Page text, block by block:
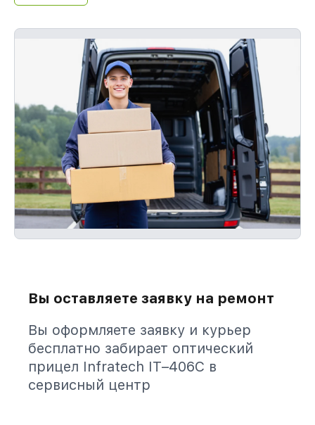
Вы оставляете заявку на ремонт
Вы оформляете заявку и курьер
бесплатно забирает оптический
прицел Infratech IT–406С в
сервисный центр